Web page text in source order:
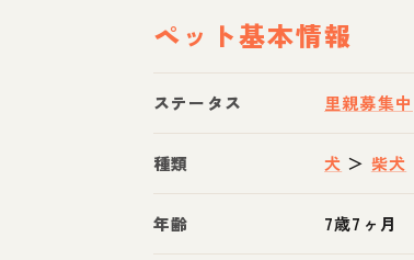
ペット基本情報
ステータス 里親募集中
種類 犬 ＞ 柴犬
年齢 7歳7ヶ月